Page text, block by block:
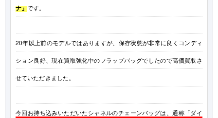
ナ」です。
20年以上前のモデルではありますが、保存状態が非常に良くコンディ
ション良好、現在買取強化中のフラップバッグでしたので高価買取さ
せていただきました。
今回お持ち込みいただいたシャネルのチェーンバッグは、通称「ダイ